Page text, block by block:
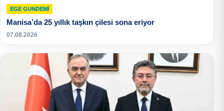
EGE GUNDEMİ
Manisa’da 25 yıllık taşkın çilesi sona eriyor
07.08.2026